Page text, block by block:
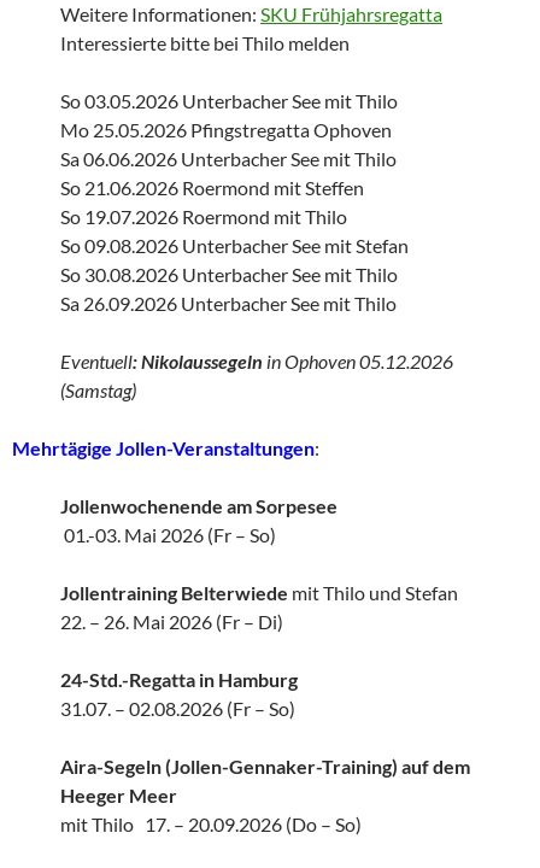
Weitere Informationen: SKU Frühjahrsregatta
Interessierte bitte bei Thilo melden
So 03.05.2026 Unterbacher See mit Thilo
Mo 25.05.2026 Pfingstregatta Ophoven
Sa 06.06.2026 Unterbacher See mit Thilo
So 21.06.2026 Roermond mit Steffen
So 19.07.2026 Roermond mit Thilo
So 09.08.2026 Unterbacher See mit Stefan
So 30.08.2026 Unterbacher See mit Thilo
Sa 26.09.2026 Unterbacher See mit Thilo
Eventuell: Nikolaussegeln in Ophoven 05.12.2026
(Samstag)
Mehrtägige Jollen-Veranstaltungen:
Jollenwochenende am Sorpesee
01.-03. Mai 2026 (Fr – So)
Jollentraining Belterwiede mit Thilo und Stefan
22. – 26. Mai 2026 (Fr – Di)
24-Std.-Regatta in Hamburg
31.07. – 02.08.2026 (Fr – So)
Aira-Segeln (Jollen-Gennaker-Training) auf dem
Heeger Meer
mit Thilo 17. – 20.09.2026 (Do – So)